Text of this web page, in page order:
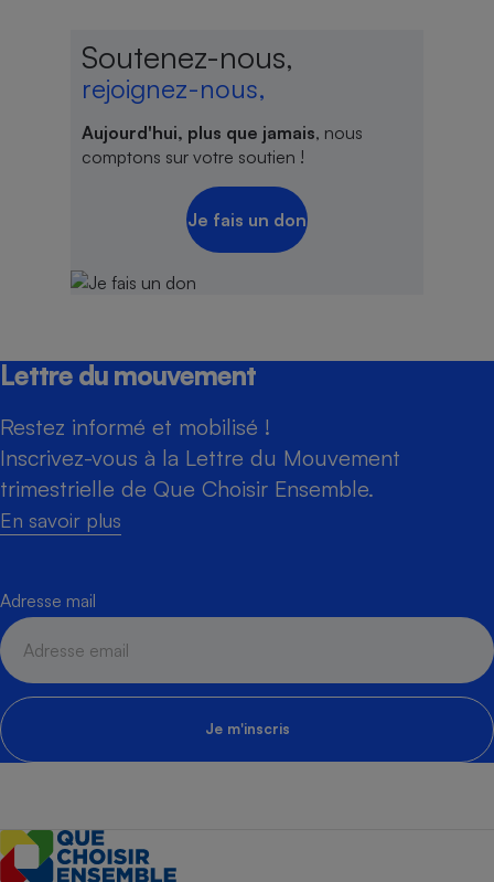
Soutenez-nous,
rejoignez-nous,
Aujourd'hui, plus que jamais, nous
comptons sur votre soutien !
Je fais un don
Lettre du mouvement
Restez informé et mobilisé !
Inscrivez-vous à la Lettre du Mouvement
trimestrielle de Que Choisir Ensemble.
En savoir plus
Adresse mail
Je m'inscris